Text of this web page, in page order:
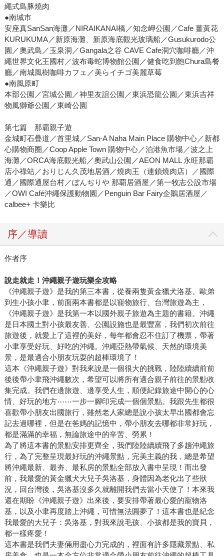
繩式島豚燒肉
●南城市
安座真SanSan海灘／NIRAIKANAI橋／知念岬公園／Cafe 薑黃花
KURUKUMA／新原海灘、新原海底觀光玻璃船／Gusukurodo公
園／奧武島／玉泉洞／Gangala之谷 CAVE Cafe洞穴咖啡廳／沖
繩世界文化王國村／波布毒蛇博物館公園／健食吃到飽Chura島餐
廳／南城風樹咖啡カフェ／美らイチゴ美麗草莓
●南風原町
本部公園／宮城公園／神里友誼公園／東浜恐龍公園／東浜吉祥
物風獅爺公園／東崎公園
第七篇 那霸親子遊
金城町石疊道／首里城／San-A Naha Main Place 購物中心／新都
心購物商圈／Coop Apple Town 購物中心／泊港魚市場／波之上
海灘／ORCA海底觀光船／奧武山公園／AEON MALL 永旺那霸
店小祿站／おりじん久茂地居酒／燒肉王（連鎖燒肉店）／國際
通／國際通屋台村／ぼんぢりや 那覇居酒屋／第一牧志公設市場
／OWI Café沖繩保護動物園／Penguin Bar Fairy企鵝居酒屋／
calbee+ 卡樂比
序／導讀
作者序
說走就走！沖繩親子遊玩樂全攻略
《沖繩親子遊》是我的第三本書，從養兩隻黃金獵犬洛基、歐弟
到生小孩小聿，前面兩本書都是以寵物旅行、台灣旅遊為主，
《沖繩親子遊》是我第一本以國外親子旅遊為主題的書籍。沖繩
是日本國土對小孩最友善、公園設施也是最豐富，我們初次前往
旅遊後，就愛上了這裡的美好，每年都會忍不住訂了機票，帶著
小聿享受好玩、好吃的沖繩。沖繩亞熱帶氣候、天然的環境美
景，是最適合小朋友玩耍的超棒環境了！
這本《沖繩親子遊》對我來說是一個很大的挑戰，陸陸續續前前
後後帶小聿飛沖繩數次，希望可以將所有適合親子前往的景點收
集完成。我們在邊旅遊、邊享受人生，順便紀錄旅途中開心的心
情、好玩的地方⋯⋯一步一腳印完成一個個景點。我跟先生都很
喜歡帶小朋友出國旅行，雖然老人家總是說小孩太早出國都會忘
記去過哪裡，但是在爸媽的記憶中，帶小朋友去哪都非常好玩，
都是滿滿的幸福，無論旅途中的辛苦、勞累！
為了將這本書的景點安排更齊全，我們陸陸續續飛了多趟沖繩旅
行，為了完整呈現最好玩的沖繩景點，完美主義的我，總是希望
將沖繩最新、最夯、最私房的景點全部放入書中呈現！而出發
前，我最愛的黃金獵犬大兒子吳洛基，身體因為老化出了些狀
況，回台灣後，吳洛基沒多久就離開我們去當小天使了！本來我
還在期盼《沖繩親子遊》出來後，要安排帶著最心愛的寵物洛
基，以及小聿再度踏上沖繩，可惜無法圓夢了！這本書也是紀念
我最愛的大兒子：吳洛基，對我來說毛孩、小孩都是我的寶貝，
都一樣疼愛！
這本書是我們夫妻倆用盡心力完成的，裡面有許多隱藏景點、私